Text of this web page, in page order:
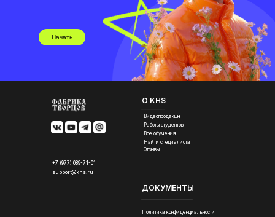
Начать
support@khs.ru
Политика конфиденциальности
ДОКУМЕНТЫ
Найти специалиста
Отзывы
Все обучения
Работы студентов
Видеопродакшн
О KHS
+7 (977) 089-71-01